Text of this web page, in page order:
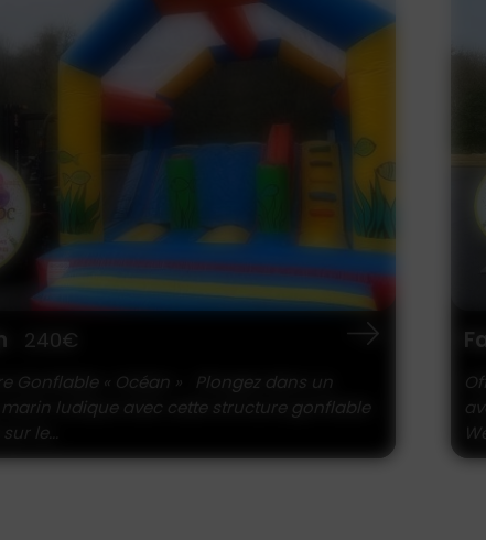
240€
Gonflable « Océan » Plongez dans un
ludique avec cette structure gonflable
le...